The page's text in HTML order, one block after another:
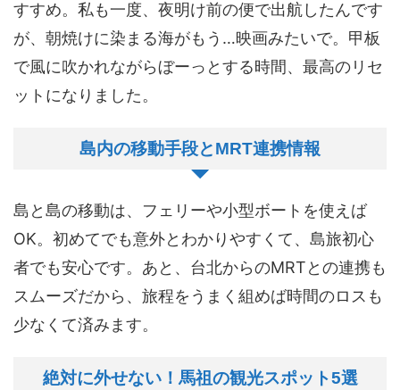
すすめ。私も一度、夜明け前の便で出航したんです
が、朝焼けに染まる海がもう…映画みたいで。甲板
で風に吹かれながらぼーっとする時間、最高のリセ
ットになりました。
島内の移動手段とMRT連携情報
島と島の移動は、フェリーや小型ボートを使えば
OK。初めてでも意外とわかりやすくて、島旅初心
者でも安心です。あと、台北からのMRTとの連携も
スムーズだから、旅程をうまく組めば時間のロスも
少なくて済みます。
絶対に外せない！馬祖の観光スポット5選